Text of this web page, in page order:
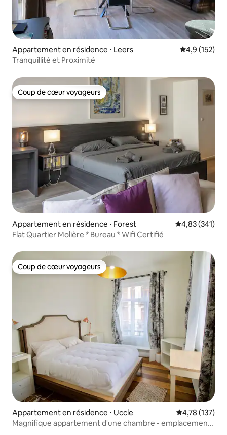
Appartement en résidence ⋅ Leers Évaluation
4,9 (152)
Tranquillité et Proximité
Coup de cœur voyageurs
Coup de cœur voyageurs
Appartement en résidence ⋅ Forest Évaluation
4,83 (341)
Flat Quartier Molière * Bureau * Wifi Certifié
Coup de cœur voyageurs
Coup de cœur voyageurs
Appartement en résidence ⋅ Uccle Évaluation
4,78 (137)
Magnifique appartement d'une chambre - emplacement